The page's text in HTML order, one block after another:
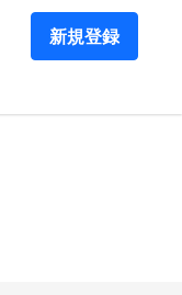
新規登録